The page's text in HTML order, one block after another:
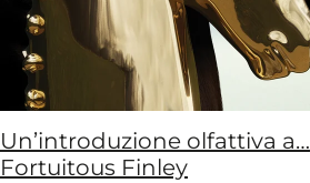
Un’introduzione olfattiva a…
Fortuitous Finley